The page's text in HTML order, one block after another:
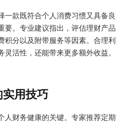
一款既符合个人消费习惯又具备良
要。专业建议指出，评估理财产品
积分以及附带服务等因素。合理利
灵活性，还能带来更多额外收益。
用技巧
人财务健康的关键。专家推荐定期